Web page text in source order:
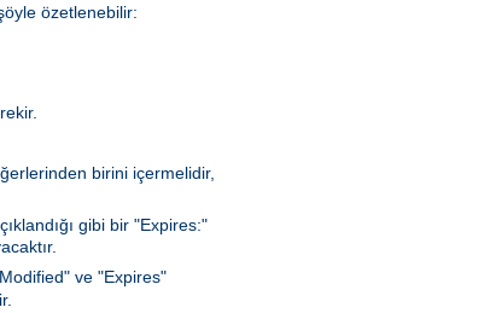
özetlenebilir:
birini içermelidir,
gibi bir "Expires:"
ve "Expires"